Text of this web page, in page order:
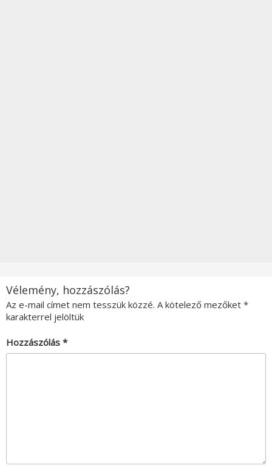
Vélemény, hozzászólás?
Az e-mail címet nem tesszük közzé. A kötelező mezőket *
karakterrel jelöltük
Hozzászólás *